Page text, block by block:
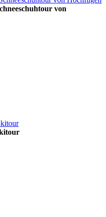
von